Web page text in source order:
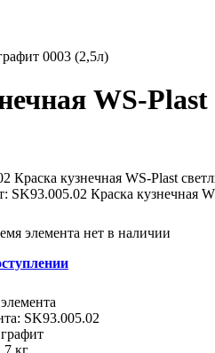
0003 (2,5л)
WS-
Краска кузнечная WS-Plast
SK93.005.02 Краска кузнечная
элемента нет в наличии
элемента
SK93.005.02
кг.